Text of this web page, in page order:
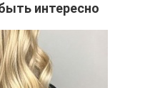
интересно